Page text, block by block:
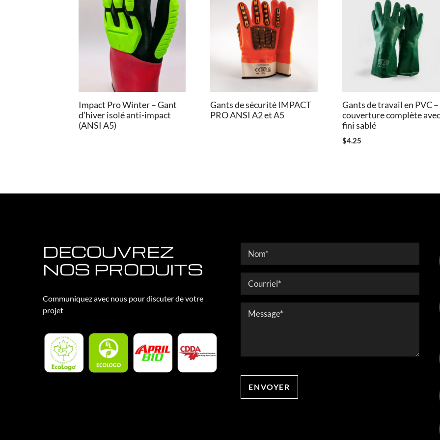
Impact Pro Winter – Gant
d’hiver isolé anti-impact
(ANSI A5)
Gants de sécurité IMPACT
PRO ANSI A2 et A5
Gants de travail en PVC –
couverture complète avec
fini sablé
$4.25
DECOUVREZ
NOS PRODUITS
Communiquez avec nous pour discuter de votre
projet
Contact
Form
ENVOYER